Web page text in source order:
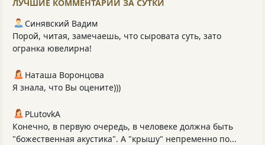
ЛУЧШИЕ КОММЕНТАРИИ ЗА СУТКИ
Синявский Вадим
Порой, читая, замечаешь, что сыровата суть, зато
огранка ювелирна!
Наташа Воронцова
Я знала, что Вы оцените)))
PLutоvkА
Конечно, в первую очередь, в человеке должна быть
"божественная акустика". А "крышу" непременно по...